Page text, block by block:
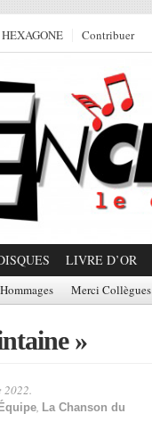
Contribuer
LIVRE D’OR
Hommages Merci Collègues
»
2022.
, La Chanson du